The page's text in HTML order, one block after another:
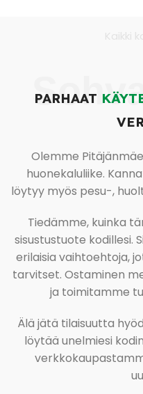
PARHAAT
Olemme
huonekaluliike.
löytyy myös pesu-,
Tiedämme, kuinka
sisustustuote kodillesi.
erilaisia vaihtoehtoja,
tarvitset. Ostaminen
ja toimitamme
Älä jätä tilaisuutta
löytää unelmiesi